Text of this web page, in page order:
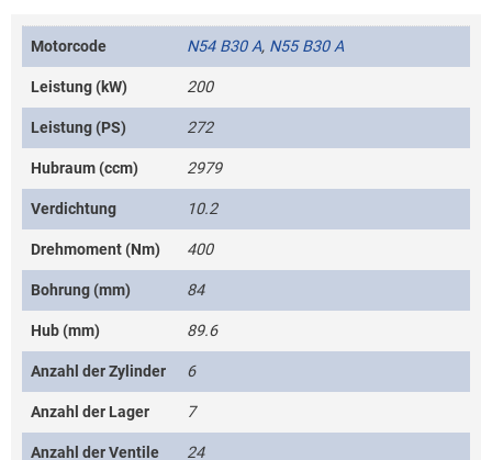
Motorcode N54 B30 A, N55 B30 A
Leistung (kW) 200
Leistung (PS) 272
Hubraum (ccm) 2979
Verdichtung 10.2
Drehmoment (Nm) 400
Bohrung (mm) 84
Hub (mm) 89.6
Anzahl der Zylinder 6
Anzahl der Lager 7
Anzahl der Ventile 24